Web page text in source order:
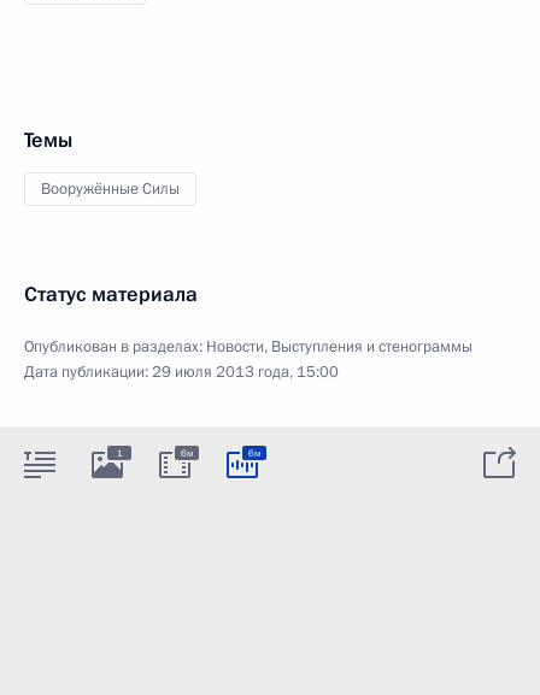
Темы
Вооружённые Силы
Статус материала
Опубликован в разделах: Новости, Выступления и стенограммы
Дата публикации:29 июля 2013 года, 15:00
1 6м 6м